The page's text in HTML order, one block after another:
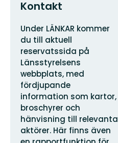
Kontakt
Adress
Under LÄNKAR kommer
du till aktuell
reservatssida på
Länsstyrelsens
webbplats, med
fördjupande
information som kartor,
broschyrer och
hänvisning till relevanta
aktörer. Här finns även